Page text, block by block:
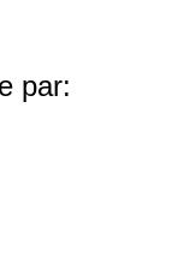
par: